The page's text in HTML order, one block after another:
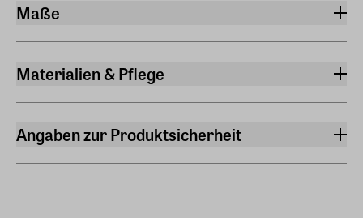
Maße
Gewicht
0,014 kg
Materialien & Pflege
Angaben zur Produktsicherheit